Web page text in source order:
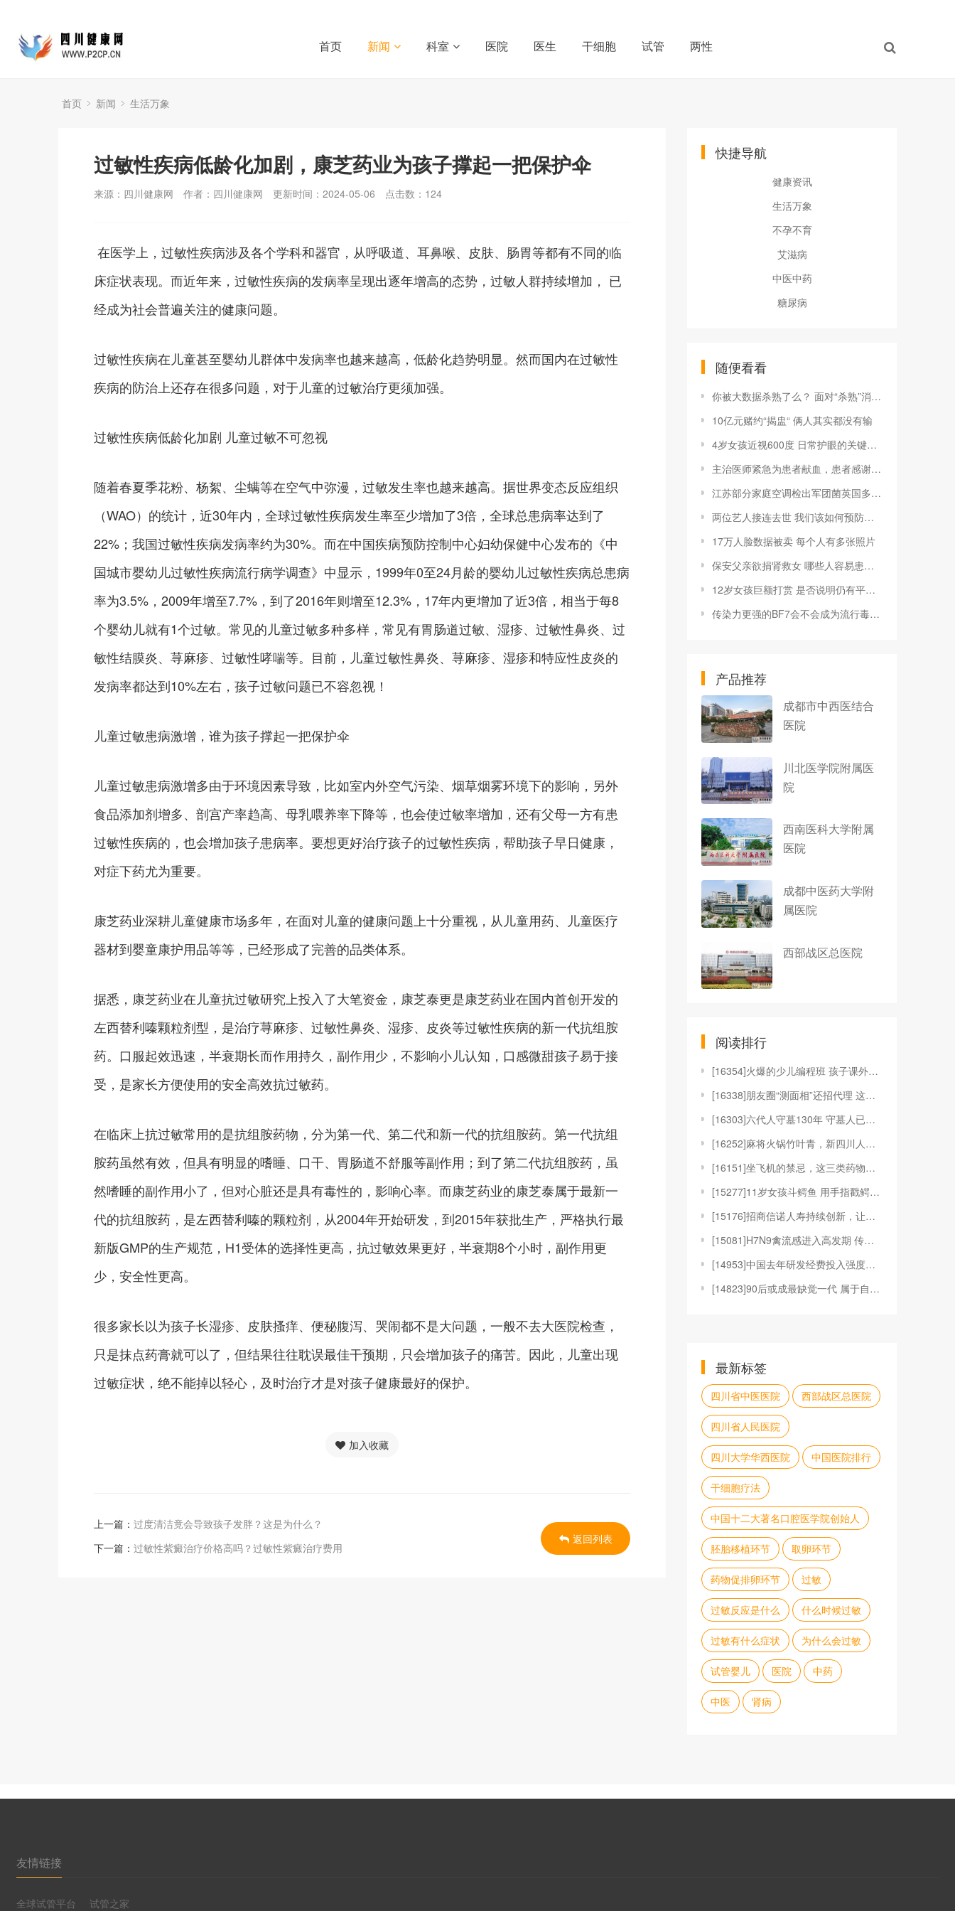
首页 新闻 科室 医院 医生 干细胞 试管 两性
首页 新闻 生活万象
过敏性疾病低龄化加剧，康芝药业为孩子撑起一把保护伞
来源：四川健康网 作者：四川健康网 更新时间：2024-05-06 点击数： 124
在医学上，过敏性疾病涉及各个学科和器官，从呼吸道、耳鼻喉、皮肤、肠胃等都有不同的临
床症状表现。而近年来，过敏性疾病的发病率呈现出逐年增高的态势，过敏人群持续增加， 已
经成为社会普遍关注的健康问题。
过敏性疾病在儿童甚至婴幼儿群体中发病率也越来越高，低龄化趋势明显。然而国内在过敏性
疾病的防治上还存在很多问题，对于儿童的过敏治疗更须加强。
过敏性疾病低龄化加剧 儿童过敏不可忽视
随着春夏季花粉、杨絮、尘螨等在空气中弥漫，过敏发生率也越来越高。据世界变态反应组织
（WAO）的统计，近30年内，全球过敏性疾病发生率至少增加了3倍，全球总患病率达到了
22%；我国过敏性疾病发病率约为30%。而在中国疾病预防控制中心妇幼保健中心发布的《中
国城市婴幼儿过敏性疾病流行病学调查》中显示，1999年0至24月龄的婴幼儿过敏性疾病总患病
率为3.5%，2009年增至7.7%，到了2016年则增至12.3%，17年内更增加了近3倍，相当于每8
个婴幼儿就有1个过敏。常见的儿童过敏多种多样，常见有胃肠道过敏、湿疹、过敏性鼻炎、过
敏性结膜炎、荨麻疹、过敏性哮喘等。目前，儿童过敏性鼻炎、荨麻疹、湿疹和特应性皮炎的
发病率都达到10%左右，孩子过敏问题已不容忽视！
儿童过敏患病激增，谁为孩子撑起一把保护伞
儿童过敏患病激增多由于环境因素导致，比如室内外空气污染、烟草烟雾环境下的影响，另外
食品添加剂增多、剖宫产率趋高、母乳喂养率下降等，也会使过敏率增加，还有父母一方有患
过敏性疾病的，也会增加孩子患病率。要想更好治疗孩子的过敏性疾病，帮助孩子早日健康，
对症下药尤为重要。
康芝药业深耕儿童健康市场多年，在面对儿童的健康问题上十分重视，从儿童用药、儿童医疗
器材到婴童康护用品等等，已经形成了完善的品类体系。
据悉，康芝药业在儿童抗过敏研究上投入了大笔资金，康芝泰更是康芝药业在国内首创开发的
左西替利嗪颗粒剂型，是治疗荨麻疹、过敏性鼻炎、湿疹、皮炎等过敏性疾病的新一代抗组胺
药。口服起效迅速，半衰期长而作用持久，副作用少，不影响小儿认知，口感微甜孩子易于接
受，是家长方便使用的安全高效抗过敏药。
在临床上抗过敏常用的是抗组胺药物，分为第一代、第二代和新一代的抗组胺药。第一代抗组
胺药虽然有效，但具有明显的嗜睡、口干、胃肠道不舒服等副作用；到了第二代抗组胺药，虽
然嗜睡的副作用小了，但对心脏还是具有毒性的，影响心率。而康芝药业的康芝泰属于最新一
代的抗组胺药，是左西替利嗪的颗粒剂，从2004年开始研发，到2015年获批生产，严格执行最
新版GMP的生产规范，H1受体的选择性更高，抗过敏效果更好，半衰期8个小时，副作用更
少，安全性更高。
很多家长以为孩子长湿疹、皮肤搔痒、便秘腹泻、哭闹都不是大问题，一般不去大医院检查，
只是抹点药膏就可以了，但结果往往耽误最佳干预期，只会增加孩子的痛苦。因此，儿童出现
过敏症状，绝不能掉以轻心，及时治疗才是对孩子健康最好的保护。
加入收藏
上一篇： 过度清洁竟会导致孩子发胖？这是为什么？
下一篇： 过敏性紫癜治疗价格高吗？过敏性紫癜治疗费用
返回列表
快捷导航
健康资讯
生活万象
不孕不育
艾滋病
中医中药
糖尿病
随便看看
你被大数据杀熟了么？ 面对“杀熟”消费者如何“自保”
10亿元赌约“揭盅“ 俩人其实都没有输
4岁女孩近视600度 日常护眼的关键是什么？
主治医师紧急为患者献血，患者感谢信为医护人员点赞
江苏部分家庭空调检出军团菌英国多人染军团病
两位艺人接连去世 我们该如何预防肝癌的发生呢？
17万人脸数据被卖 每个人有多张照片
保安父亲欲捐肾救女 哪些人容易患肾衰竭
12岁女孩巨额打赏 是否说明仍有平台未按要求做好整改
传染力更强的BF7会不会成为流行毒株？
产品推荐
成都市中西医结合
医院
川北医学院附属医
院
西南医科大学附属
医院
成都中医药大学附
属医院
西部战区总医院
阅读排行
[16354]火爆的少儿编程班 孩子课外培训课程表里
[16338]朋友圈“测面相”还招代理 这安全可靠
[16303]六代人守墓130年 守墓人已经传了6
[16252]麻将火锅竹叶青，新四川人过年三大件
[16151]坐飞机的禁忌，这三类药物千万不能吃！
[15277]11岁女孩斗鳄鱼 用手指戳鳄鱼眼睛解救朋
[15176]招商信诺人寿持续创新，让保险不止于保障
[15081]H7N9禽流感进入高发期 传播渠道、预防
[14953]中国去年研发经费投入强度创新高 东部地
[14823]90后或成最缺觉一代 属于自己的时间
最新标签
四川省中医医院 西部战区总医院
四川省人民医院
四川大学华西医院 中国医院排行
干细胞疗法
中国十二大著名口腔医学院创始人
胚胎移植环节 取卵环节
药物促排卵环节 过敏
过敏反应是什么 什么时候过敏
过敏有什么症状 为什么会过敏
试管婴儿 医院 中药
中医 肾病
友情链接
全球试管平台 试管之家